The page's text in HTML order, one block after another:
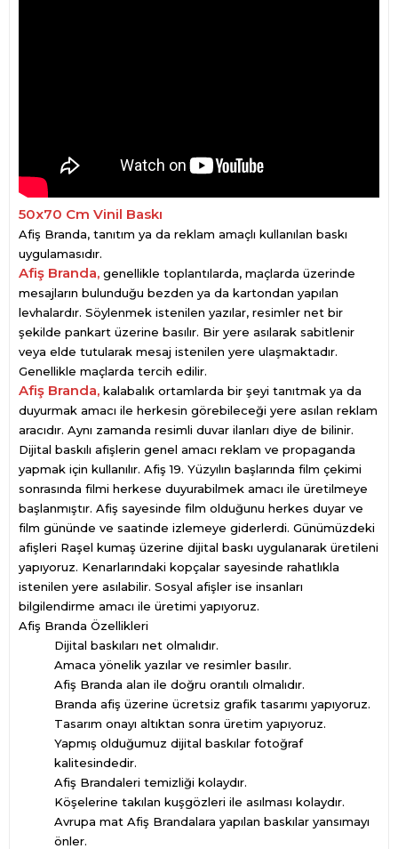
50x70 Cm Vinil Baskı
Afiş Branda, tanıtım ya da reklam amaçlı kullanılan baskı
uygulamasıdır.
Afiş Branda, genellikle toplantılarda, maçlarda üzerinde
mesajların bulunduğu bezden ya da kartondan yapılan
levhalardır. Söylenmek istenilen yazılar, resimler net bir
şekilde pankart üzerine basılır. Bir yere asılarak sabitlenir
veya elde tutularak mesaj istenilen yere ulaşmaktadır.
Genellikle maçlarda tercih edilir.
Afiş Branda, kalabalık ortamlarda bir şeyi tanıtmak ya da
duyurmak amacı ile herkesin görebileceği yere asılan reklam
aracıdır. Aynı zamanda resimli duvar ilanları diye de bilinir.
Dijital baskılı afişlerin genel amacı reklam ve propaganda
yapmak için kullanılır. Afiş 19. Yüzyılın başlarında film çekimi
sonrasında filmi herkese duyurabilmek amacı ile üretilmeye
başlanmıştır. Afiş sayesinde film olduğunu herkes duyar ve
film gününde ve saatinde izlemeye giderlerdi. Günümüzdeki
afişleri Raşel kumaş üzerine dijital baskı uygulanarak üretileni
yapıyoruz. Kenarlarındaki kopçalar sayesinde rahatlıkla
istenilen yere asılabilir. Sosyal afişler ise insanları
bilgilendirme amacı ile üretimi yapıyoruz.
Afiş Branda Özellikleri
Dijital baskıları net olmalıdır.
Amaca yönelik yazılar ve resimler basılır.
Afiş Branda alan ile doğru orantılı olmalıdır.
Branda afiş üzerine ücretsiz grafik tasarımı yapıyoruz.
Tasarım onayı altıktan sonra üretim yapıyoruz.
Yapmış olduğumuz dijital baskılar fotoğraf
kalitesindedir.
Afiş Brandaleri temizliği kolaydır.
Köşelerine takılan kuşgözleri ile asılması kolaydır.
Avrupa mat Afiş Brandalara yapılan baskılar yansımayı
önler.